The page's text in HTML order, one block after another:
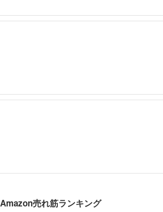
Amazon売れ筋ランキング